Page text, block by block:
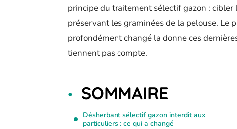
principe du traitement sélectif gazon : cibler
préservant les graminées de la pelouse. Le
profondément changé la donne ces
tiennent pas compte.
SOMMAIRE
Désherbant sélectif gazon interdit aux
particuliers : ce qui a changé